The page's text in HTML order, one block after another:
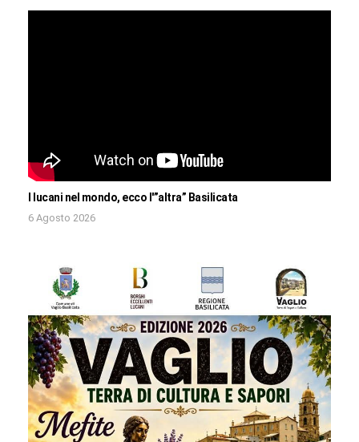
I lucani nel mondo, ecco l'”altra” Basilicata
6 Agosto 2026